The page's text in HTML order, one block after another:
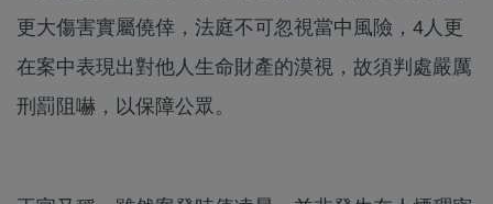
更大傷害實屬僥倖，法庭不可忽視當中風險，4人更
在案中表現出對他人生命財產的漠視，故須判處嚴厲
刑罰阻嚇，以保障公眾。